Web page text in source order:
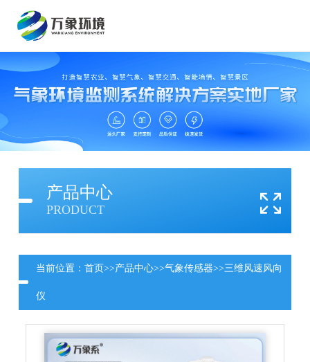
产品中心
PRODUCT
当前位置： 首页>>产品中心>>气象传感器>>三维风速风向
仪